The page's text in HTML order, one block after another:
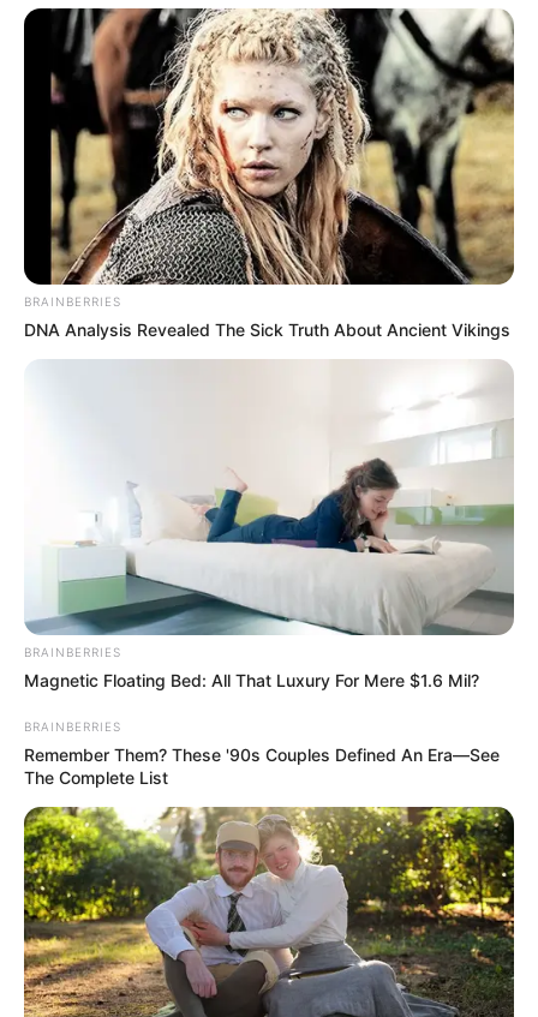
36
fans love
VOTE
Tanggal Lahir:
Umur:
28 Tahun
Profesi:
Aktris Model
Edit
Suzu Hirose pertama kali terjun ke dunia hiburan saat menjadi
model majalah Jepang Seventeen, 2012. Debut perdanya lewat
serial dramaKasuka no Kanojodan peran kecilnya di filmKing of
Apology(2013)
BRAINBERRIES
DNA Analysis Revealed The Sick Truth About Ancient Vikings
BRAINBERRIES
Magnetic Floating Bed: All That Luxury For Mere $1.6 Mil?
BRAINBERRIES
Remember Them? These '90s Couples Defined An Era—See
The Complete List